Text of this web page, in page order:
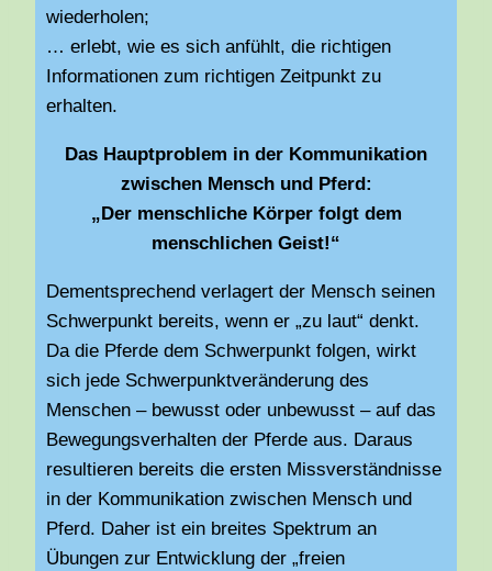
wiederholen;
… erlebt, wie es sich anfühlt, die richtigen
Informationen zum richtigen Zeitpunkt zu
erhalten.
Das Hauptproblem in der Kommunikation
zwischen Mensch und Pferd:
„Der menschliche Körper folgt dem
menschlichen Geist!“
Dementsprechend verlagert der Mensch seinen
Schwerpunkt bereits, wenn er „zu laut“ denkt.
Da die Pferde dem Schwerpunkt folgen, wirkt
sich jede Schwerpunktveränderung des
Menschen – bewusst oder unbewusst – auf das
Bewegungsverhalten der Pferde aus. Daraus
resultieren bereits die ersten Missverständnisse
in der Kommunikation zwischen Mensch und
Pferd. Daher ist ein breites Spektrum an
Übungen zur Entwicklung der „freien